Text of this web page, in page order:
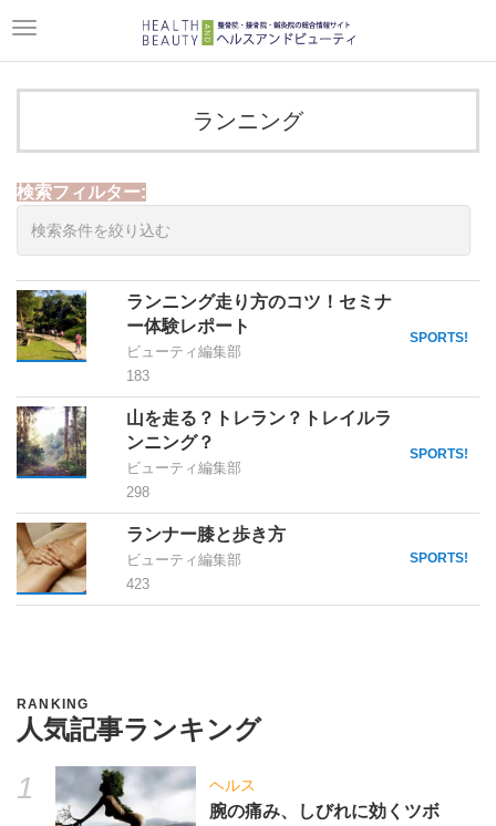
Toggle
ランニング
検索フィルター:
ランニング走り方のコツ！セミナ
ー体験レポート
ビューティ編集部
183
SPORTS!
山を走る？トレラン？トレイルラ
ンニング？
ビューティ編集部
298
SPORTS!
ランナー膝と歩き方
ビューティ編集部
423
SPORTS!
RANKING
人気記事ランキング
1 ヘルス
腕の痛み、しびれに効くツボ